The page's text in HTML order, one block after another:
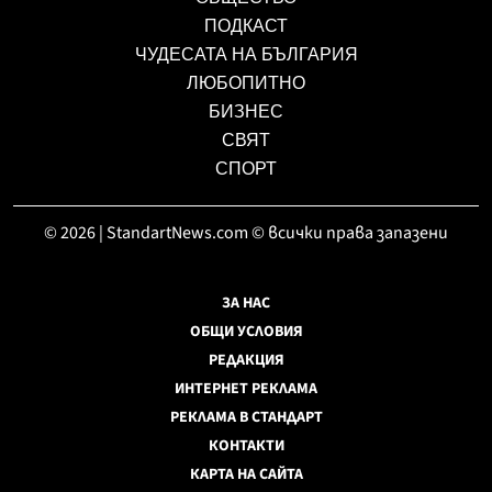
ПОДКАСТ
ЧУДЕСАТА НА БЪЛГАРИЯ
ЛЮБОПИТНО
БИЗНЕС
СВЯТ
СПОРТ
© 2026 | StandartNews.com © всички права запазени
ЗА НАС
ОБЩИ УСЛОВИЯ
РЕДАКЦИЯ
ИНТЕРНЕТ РЕКЛАМА
РЕКЛАМА В СТАНДАРТ
КОНТАКТИ
КАРТА НА САЙТА